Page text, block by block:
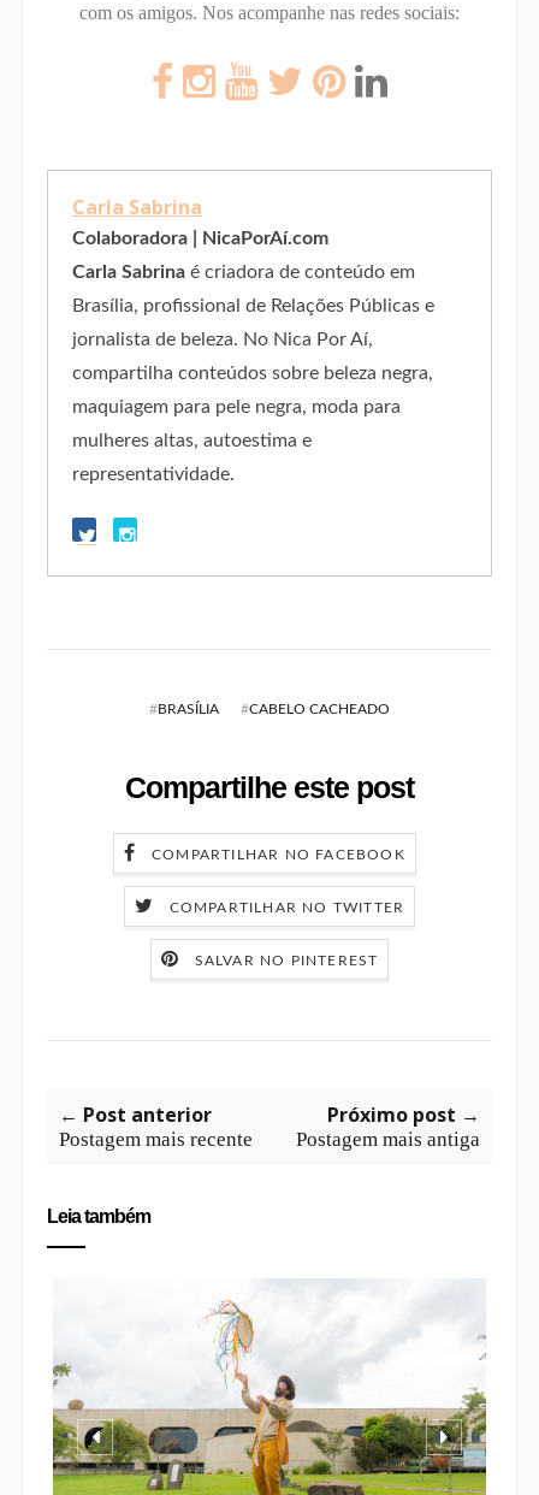
com os amigos. Nos acompanhe nas redes sociais:
Carla Sabrina
Colaboradora | NicaPorAí.com
Carla Sabrinaé criadora de conteúdo em
Brasília, profissional de Relações Públicas e
jornalista de beleza. No Nica Por Aí,
compartilha conteúdos sobre beleza negra,
maquiagem para pele negra, moda para
mulheres altas, autoestima e
representatividade.
#BRASÍLIA #CABELO CACHEADO
Compartilhe este post
COMPARTILHAR NO FACEBOOK
COMPARTILHAR NO TWITTER
SALVAR NO PINTEREST
← Post anterior
Postagem mais recente
Próximo post →
Postagem mais antiga
Leia também